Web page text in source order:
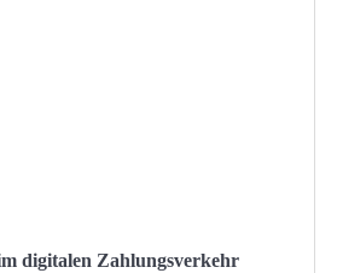
digitalen Zahlungsverkehr